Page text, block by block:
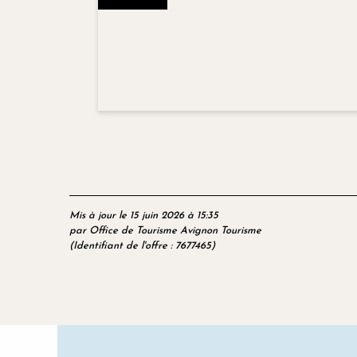
Mis à jour le 15 juin 2026 à 15:35
par Office de Tourisme Avignon Tourisme
(Identifiant de l'offre : 7677465)